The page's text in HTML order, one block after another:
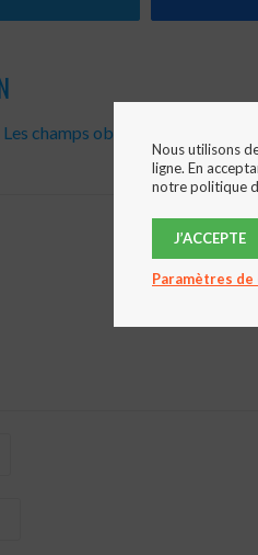
Les champs obligatoires sont
Nous utilisons
ligne. En
notre politique
J’ACCEPTE
Paramètres